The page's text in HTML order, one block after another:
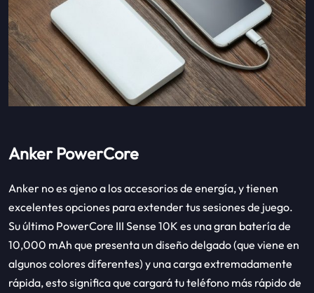
Anker PowerCore
Anker no es ajeno a los accesorios de energía, y tienen
excelentes opciones para extender tus sesiones de juego.
Su último PowerCore III Sense 10K es una gran batería de
10,000 mAh que presenta un diseño delgado (que viene en
algunos colores diferentes) y una carga extremadamente
rápida, esto significa que cargará tu teléfono más rápido de